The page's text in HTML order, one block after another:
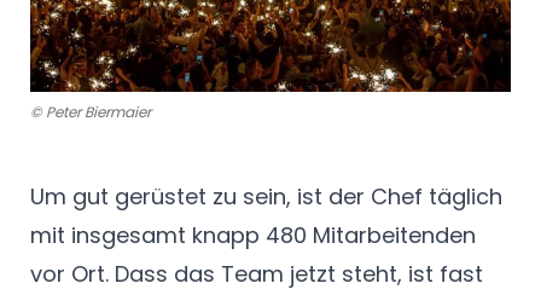
© Peter Biermaier
Um gut gerüstet zu sein, ist der Chef täglich
mit insgesamt knapp 480 Mitarbeitenden
vor Ort. Dass das Team jetzt steht, ist fast